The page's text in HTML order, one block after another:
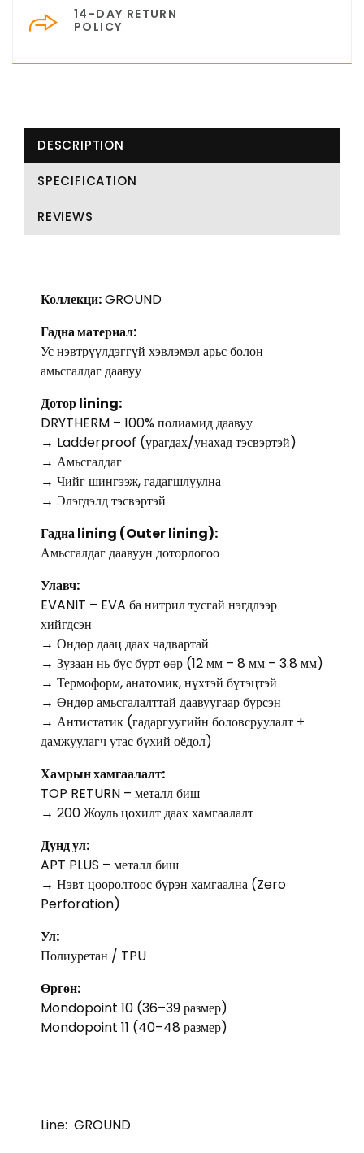
14-DAY RETURN
POLICY
DESCRIPTION
SPECIFICATION
REVIEWS
Коллекци:GROUND
Гадна материал:
Ус нэвтрүүлдэггүй хэвлэмэл арьс болон
амьсгалдаг даавуу
Дотор lining:
DRYTHERM – 100% полиамид даавуу
→ Ladderproof (урагдах/унахад тэсвэртэй)
→ Амьсгалдаг
→ Чийг шингээж, гадагшлуулна
→ Элэгдэлд тэсвэртэй
Гадна lining (Outer lining):
Амьсгалдаг даавуун доторлогоо
Улавч:
EVANIT – EVA ба нитрил тусгай нэгдлээр
хийгдсэн
→ Өндөр даац даах чадвартай
→ Зузаан нь бүс бүрт өөр (12 мм – 8 мм – 3.8 мм)
→ Термоформ, анатомик, нүхтэй бүтэцтэй
→ Өндөр амьсгалалттай даавуугаар бүрсэн
→ Антистатик (гадаргуугийн боловсруулалт +
дамжуулагч утас бүхий оёдол)
Хамрын хамгаалалт:
TOP RETURN – металл биш
→ 200 Жоуль цохилт даах хамгаалалт
Дунд ул:
APT PLUS – металл биш
→ Нэвт цооролтоос бүрэн хамгаална (Zero
Perforation)
Ул:
Полиуретан / TPU
Өргөн:
Mondopoint 10 (36–39 размер)
Mondopoint 11 (40–48 размер)
Line: GROUND